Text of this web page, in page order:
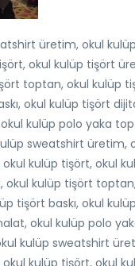
üretim, okul
okul kulüp tişört
toptan, okul
okul kulüp tişört
kulüp polo yaka
sweatshirt
kulüp tişört, okul
okul kulüp tişört
tişört baskı, okul
okul kulüp polo
kulüp sweatshirt